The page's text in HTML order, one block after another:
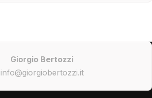
Giorgio Bertozzi
info@giorgiobertozzi.it